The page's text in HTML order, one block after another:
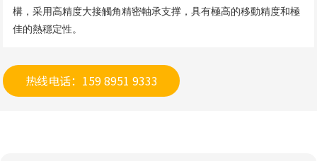
構，采用高精度大接觸角精密軸承支撑，具有極高的移動精度和極
佳的熱穩定性。
热线电话：159 8951 9333